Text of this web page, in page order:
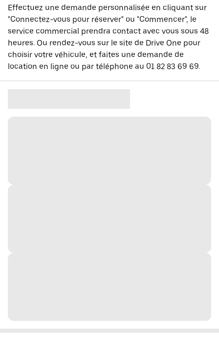
Effectuez une demande personnalisée en cliquant sur
"Connectez-vous pour réserver" ou "Commencer", le
service commercial prendra contact avec vous sous 48
heures. Ou rendez-vous sur le site de Drive One pour
choisir votre véhicule, et faites une demande de
location en ligne ou par téléphone au 01 82 83 69 69.